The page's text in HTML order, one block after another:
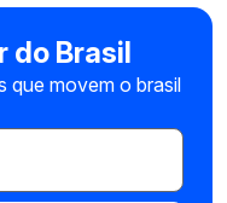
do Brasil
que movem o brasil